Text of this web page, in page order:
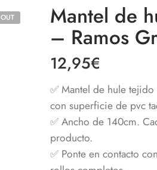
Mantel de
– Ramos
12,95€
✅ Mantel de hule
con superficie de pvc
✅ Ancho de 140cm.
producto.
✅ Ponte en contacto